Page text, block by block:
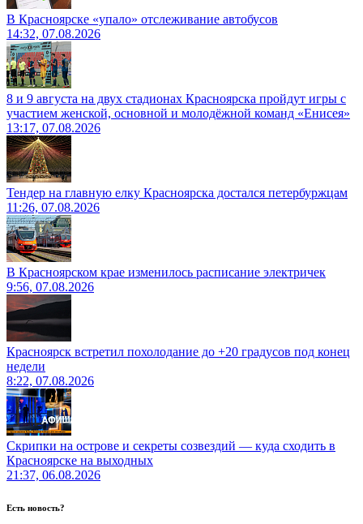
В Красноярске «упало» отслеживание автобусов
14:32, 07.08.2026
8 и 9 августа на двух стадионах Красноярска пройдут игры с
участием женской, основной и молодёжной команд «Енисея»
13:17, 07.08.2026
Тендер на главную елку Красноярска достался петербуржцам
11:26, 07.08.2026
В Красноярском крае изменилось расписание электричек
9:56, 07.08.2026
Красноярск встретил похолодание до +20 градусов под конец
недели
8:22, 07.08.2026
Скрипки на острове и секреты созвездий — куда сходить в
Красноярске на выходных
21:37, 06.08.2026
Есть новость?